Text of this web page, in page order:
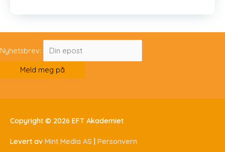
Nyhetsbrev:
Copyright © 2026 EFT Akademiet
Levert av Mint Media AS | Personvern